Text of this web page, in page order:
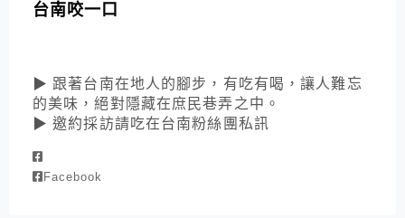
台南咬一口
▶ 跟著台南在地人的腳步，有吃有喝，讓人難忘
的美味，絕對隱藏在庶民巷弄之中。
▶ 邀約採訪請吃在台南粉絲團私訊
Facebook